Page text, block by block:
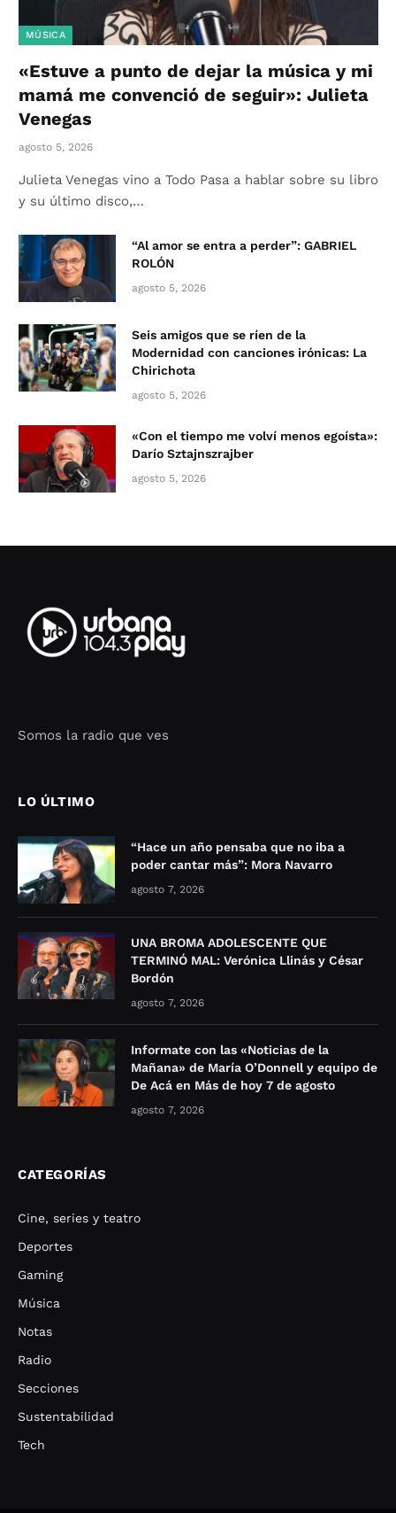
MÚSICA
«Estuve a punto de dejar la música y mi
mamá me convenció de seguir»: Julieta
Venegas
agosto 5, 2026
Julieta Venegas vino a Todo Pasa a hablar sobre su libro
y su último disco,…
“Al amor se entra a perder”: GABRIEL
ROLÓN
agosto 5, 2026
Seis amigos que se ríen de la
Modernidad con canciones irónicas: La
Chirichota
agosto 5, 2026
«Con el tiempo me volví menos egoísta»:
Darío Sztajnszrajber
agosto 5, 2026
Somos la radio que ves
LO ÚLTIMO
“Hace un año pensaba que no iba a
poder cantar más”: Mora Navarro
agosto 7, 2026
UNA BROMA ADOLESCENTE QUE
TERMINÓ MAL: Verónica Llinás y César
Bordón
agosto 7, 2026
Informate con las «Noticias de la
Mañana» de María O’Donnell y equipo de
De Acá en Más de hoy 7 de agosto
agosto 7, 2026
CATEGORÍAS
Cine, series y teatro
Deportes
Gaming
Música
Notas
Radio
Secciones
Sustentabilidad
Tech